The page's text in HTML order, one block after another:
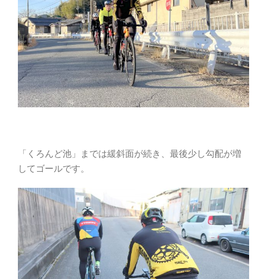
「くろんど池」までは緩斜面が続き、最後少し勾配が増
してゴールです。